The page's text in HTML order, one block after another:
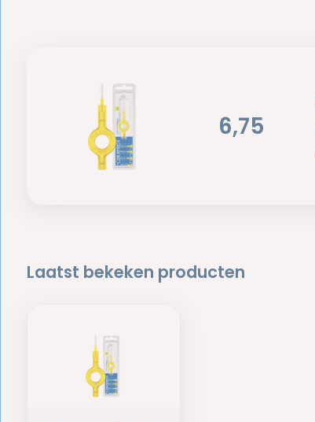
6,75
Laatst bekeken producten